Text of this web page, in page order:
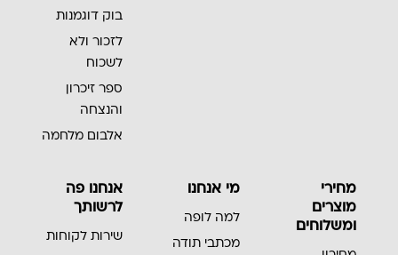
בוק דוגמנות
לזכור ולא
לשכוח
ספר זיכרון
והנצחה
אלבום מלחמה
מחירי
מוצרים
ומשלוחים
מי אנחנו
למה לופה
מכתבי תודה
אנחנו פה
לרשותך
שירות לקוחות